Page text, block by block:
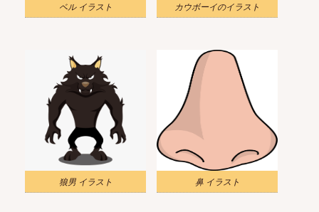
ベル イラスト カウボーイのイラスト
狼男 イラスト 鼻 イラスト